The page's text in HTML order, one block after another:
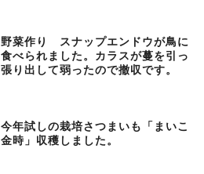
野菜作り スナップエンドウが鳥に
食べられました。カラスが蔓を引っ
張り出して弱ったので撤収です。
今年試しの栽培さつまいも「まいこ
金時」収穫しました。